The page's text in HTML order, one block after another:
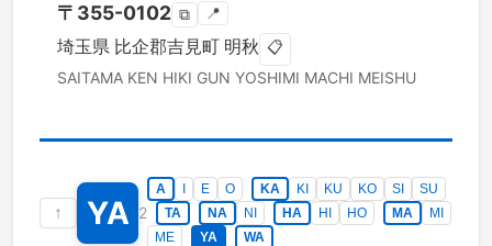
〒 355-0102 ⧉ 📍
埼玉県 比企郡吉見町 明秋 📋
SAITAMA KEN HIKI GUN YOSHIMI MACHI MEISHU
↑ YA 2
A E O KA KI KU KO SI
SU
TA
NA NI HA HI HO MA
MI
ME
YA WA